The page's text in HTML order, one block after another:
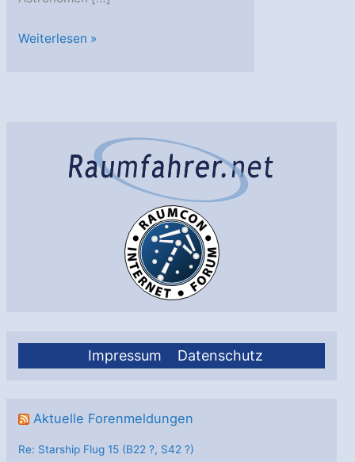
Impressum Datenschutz
Aktuelle Forenmeldungen
Re: Starship Flug 15 (B22 ?, S42 ?)
Planet
Weiterlesen »